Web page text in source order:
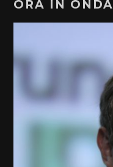
ORA IN ONDA